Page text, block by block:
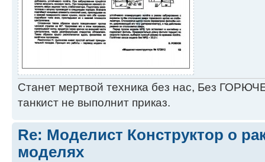
Станет мертвой техника без нас, Без
танкист не выполнит приказ.
Re: Моделист Конструктор о
моделях